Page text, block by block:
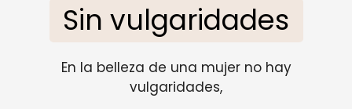
Sin vulgaridades
En la belleza de una mujer no hay
vulgaridades,